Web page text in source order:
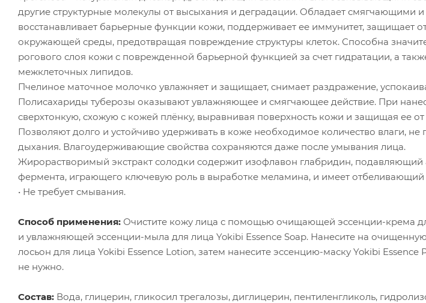
другие структурные молекулы от высыхания и деградации. Обладает смягчающими
восстанавливает барьерные функции кожи, поддерживает ее иммунитет, защищает
окружающей среды, предотвращая повреждение структуры клеток. Способна
рогового слоя кожи с поврежденной барьерной функцией за счет гидратации, а
межклеточных липидов.
Пчелиное маточное молочко увлажняет и защищает, снимает раздражение,
Полисахариды туберозы оказывают увлажняющее и смягчающее действие. При
сверхтонкую, схожую с кожей плёнку, выравнивая поверхность кожи и защищая ее
Позволяют долго и устойчиво удерживать в коже необходимое количество влаги, не
дыхания. Влагоудерживающие свойства сохраняются даже после умывания лица.
Жирорастворимый экстракт солодки содержит изофлавон глабридин, подавляющий
фермента, играющего ключевую роль в выработке меламина, и имеет отбеливающий
• Не требует смывания.
Способ применения: Очистите кожу лица с помощью очищающей эссенции-крема
и увлажняющей эссенции-мыла для лица Yokibi Essence Soap. Нанесите на
лосьон для лица Yokibi Essence Lotion, затем нанесите эссенцию-маску Yokibi Essence
не нужно.
Состав: Вода, глицерин, гликосил трегалозы, диглицерин, пентиленгликоль,